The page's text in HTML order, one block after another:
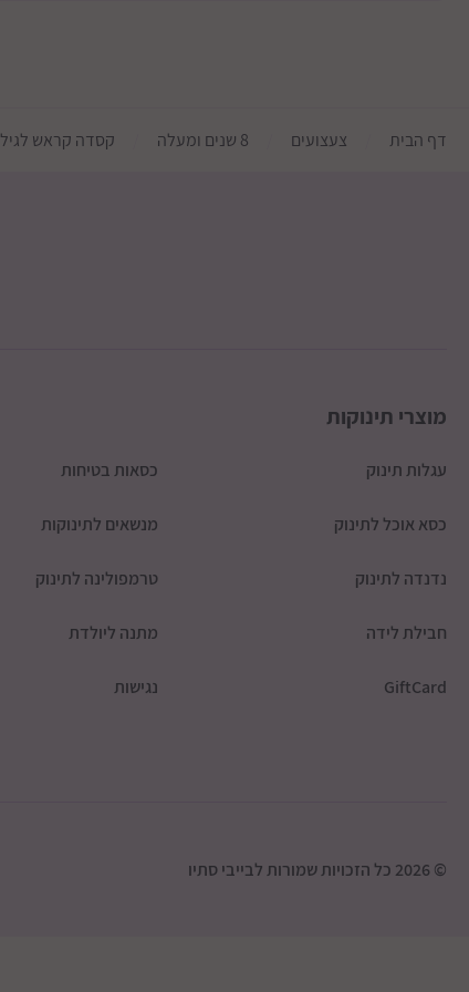
דף הבית צעצועים 8 שנים ומעלה קסדה קראש לגיל 8 ומעלה דגם ג'ולי רוג'ר
מוצרי תינוקות
עגלות תינוק כסאות בטיחות
כסא אוכל לתינוק מנשאים לתינוקות
נדנדה לתינוק טרמפולינה לתינוק
חבילת לידה מתנה ליולדת
GiftCard נגישות
© 2026 כל הזכויות שמורות לבייבי סתיו